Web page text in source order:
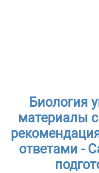
Биология
материалы
ответами -